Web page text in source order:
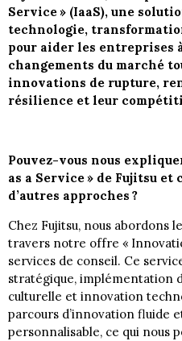
Service » (IaaS), une
technologie,
pour aider les entreprises
changements du marché
innovations de rupture,
résilience et leur
Pouvez-vous nous
as a Service » de Fujitsu
d’autres approches ?
Chez Fujitsu, nous abordons
travers notre offre «
services de conseil. Ce
stratégique, implémentation
culturelle et innovation
parcours d’innovation fluide
personnalisable, ce qui nous